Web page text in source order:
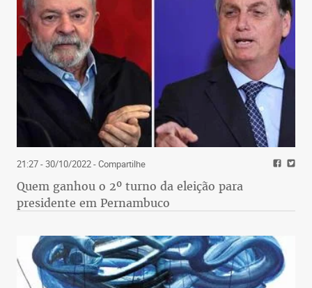
21:27 - 30/10/2022- Compartilhe
Quem ganhou o 2º turno da eleição para
presidente em Pernambuco